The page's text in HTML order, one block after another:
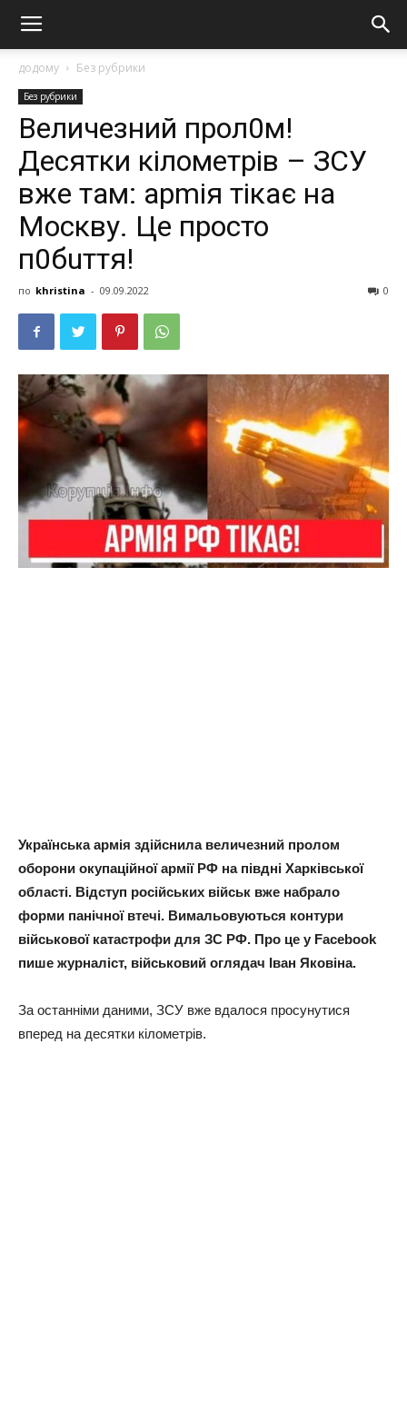
додому Без рубрики
Без рубрики
Величезний прол0м!
Десятки кілометрів – ЗСУ
вже там: арmія тікає на
Москву. Це просто
п0бuття!
по khristina - 09.09.2022 0
Українська армія здійснила величезний пролом
оборони окупаційної армії РФ на півдні Харківської
області. Відступ російських військ вже набрало
форми панічної втечі. Вимальовуються контури
військової катастрофи для ЗС РФ. Про це у Facebook
пише журналіст, військовий оглядач Іван Яковіна.
За останніми даними, ЗСУ вже вдалося просунутися
вперед на десятки кілометрів.